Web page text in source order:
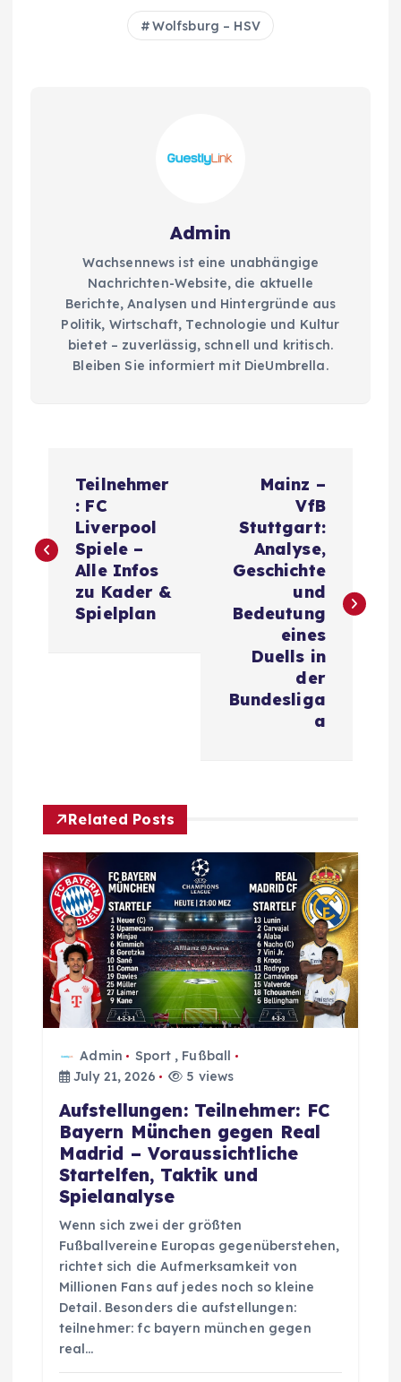
Wolfsburg – HSV
Admin
Wachsennews ist eine unabhängige
Nachrichten-Website, die aktuelle
Berichte, Analysen und Hintergründe aus
Politik, Wirtschaft, Technologie und Kultur
bietet – zuverlässig, schnell und kritisch.
Bleiben Sie informiert mit DieUmbrella.
s
g
a
t
o
n
Teilnehmer
: FC
Liverpool
Spiele –
Alle Infos
zu Kader &
Spielplan
Mainz –
VfB
Stuttgart:
Analyse,
Geschichte
und
Bedeutung
eines
Duells in
der
Bundesliga
a
Related Posts
Admin Sport, Fußball
July 21, 2026
5 views
Aufstellungen: Teilnehmer: FC
Bayern München gegen Real
Madrid – Voraussichtliche
Startelfen, Taktik und
Spielanalyse
Wenn sich zwei der größten
Fußballvereine Europas gegenüberstehen,
richtet sich die Aufmerksamkeit von
Millionen Fans auf jedes noch so kleine
Detail. Besonders die aufstellungen:
teilnehmer: fc bayern münchen gegen
real…